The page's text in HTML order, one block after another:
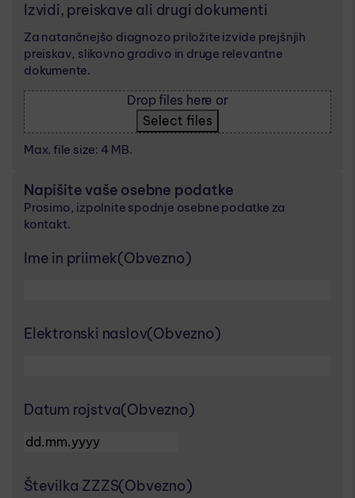
Izvidi, preiskave ali drugi dokumenti
Za natančnejšo diagnozo priložite izvide prejšnjih
preiskav, slikovno gradivo in druge relevantne
dokumente.
Drop files here or
Select files
Max. file size: 4 MB.
Napišite vaše osebne podatke
Prosimo, izpolnite spodnje osebne podatke za
kontakt.
Ime in priimek(Obvezno)
Elektronski naslov(Obvezno)
Datum rojstva(Obvezno)
DD dot MM dot YYYY
Številka ZZZS(Obvezno)